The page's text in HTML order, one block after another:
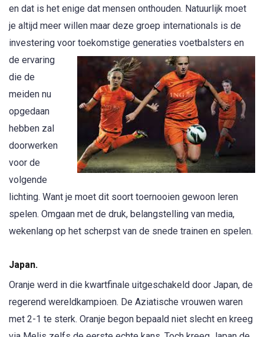
en dat is het enige dat mensen onthouden. Natuurlijk moet
je altijd meer willen maar deze groep internationals is de
investering voor toekomstige generaties voetbalsters en
de ervaring
die de
meiden nu
opgedaan
hebben zal
doorwerken
voor de
volgende
lichting. Want je moet dit soort toernooien gewoon leren
spelen. Omgaan met de druk, belangstelling van media,
wekenlang op het scherpst van de snede trainen en spelen.
Japan.
Oranje werd in die kwartfinale uitgeschakeld door Japan, de
regerend wereldkampioen. De Aziatische vrouwen waren
met 2-1 te sterk. Oranje begon bepaald niet slecht en kreeg